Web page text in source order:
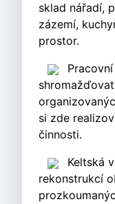
sklad nářadí,
zázemí,
prostor.
si zde
činnosti.
Keltská
rekonstrukcí